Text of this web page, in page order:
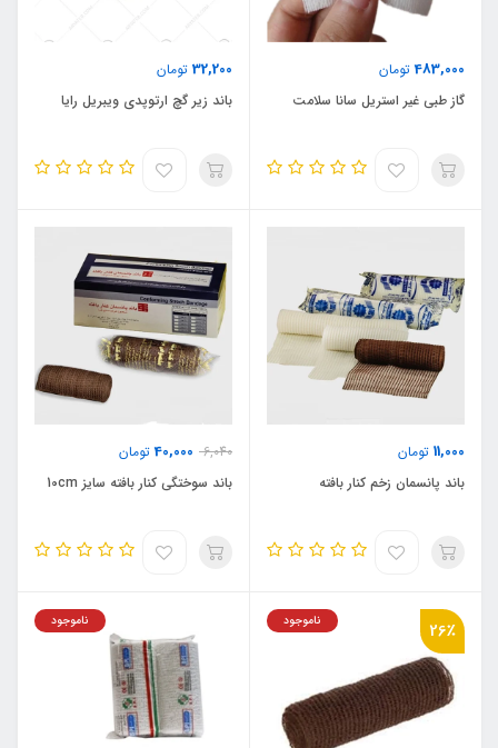
483,000تومان
گاز طبی غیر استریل سانا سلامت
32,200 تومان
باند زیر گچ ارتوپدی ویبریل رایا
11,000 تومان
باند پانسمان زخم کنار بافته
6,040
40,000تومان
باند سوختگی کنار بافته سایز 10cm
26٪ ناموجود ناموجود